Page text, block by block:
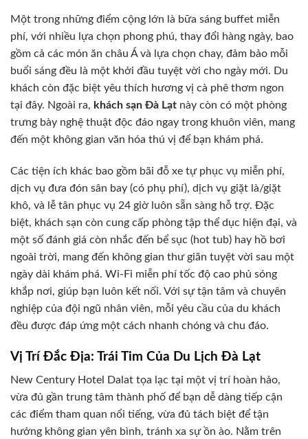
Một trong những điểm cộng lớn là bữa sáng buffet miễn
phí, với nhiều lựa chọn phong phú, thay đổi hàng ngày, bao
gồm cả các món ăn châu Á và lựa chọn chay, đảm bảo mỗi
buổi sáng đều là một khởi đầu tuyệt vời cho ngày mới. Du
khách còn đặc biệt yêu thích hương vị cà phê thơm ngon
tại đây. Ngoài ra, khách sạn Đà Lạt này còn có một phòng
trưng bày nghệ thuật độc đáo ngay trong khuôn viên, mang
đến một không gian văn hóa thú vị để bạn khám phá.
Các tiện ích khác bao gồm bãi đỗ xe tự phục vụ miễn phí,
dịch vụ đưa đón sân bay (có phụ phí), dịch vụ giặt là/giặt
khô, và lễ tân phục vụ 24 giờ luôn sẵn sàng hỗ trợ. Đặc
biệt, khách sạn còn cung cấp phòng tập thể dục hiện đại, và
một số đánh giá còn nhắc đến bể sục (hot tub) hay hồ bơi
ngoài trời, mang đến không gian thư giãn tuyệt vời sau một
ngày dài khám phá. Wi-Fi miễn phí tốc độ cao phủ sóng
khắp nơi, giúp bạn luôn kết nối. Với sự tận tâm và chuyên
nghiệp của đội ngũ nhân viên, mỗi yêu cầu của du khách
đều được đáp ứng một cách nhanh chóng và chu đáo.
Vị Trí Đắc Địa: Trái Tim Của Du Lịch Đà Lạt
New Century Hotel Dalat tọa lạc tại một vị trí hoàn hảo,
vừa đủ gần trung tâm thành phố để bạn dễ dàng tiếp cận
các điểm tham quan nổi tiếng, vừa đủ tách biệt để tận
hưởng không gian yên bình, tránh xa sự ồn ào. Nằm trên